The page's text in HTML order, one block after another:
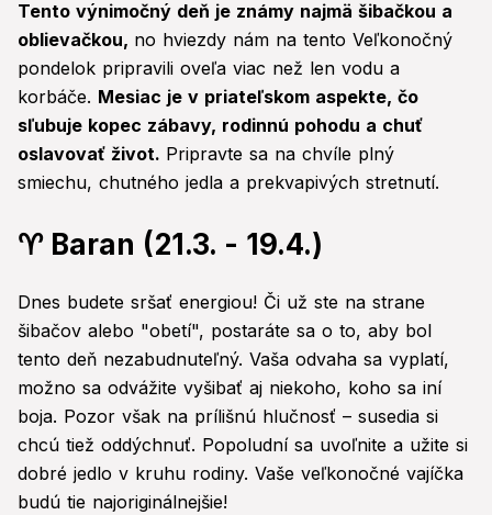
Tento výnimočný deň je známy najmä šibačkou a
oblievačkou, no hviezdy nám na tento Veľkonočný
pondelok pripravili oveľa viac než len vodu a
korbáče. Mesiac je v priateľskom aspekte, čo
sľubuje kopec zábavy, rodinnú pohodu a chuť
oslavovať život. Pripravte sa na chvíle plný
smiechu, chutného jedla a prekvapivých stretnutí.
♈ Baran (21.3. - 19.4.)
Dnes budete sršať energiou! Či už ste na strane
šibačov alebo "obetí", postaráte sa o to, aby bol
tento deň nezabudnuteľný. Vaša odvaha sa vyplatí,
možno sa odvážite vyšibať aj niekoho, koho sa iní
boja. Pozor však na prílišnú hlučnosť – susedia si
chcú tiež oddýchnuť. Popoludní sa uvoľnite a užite si
dobré jedlo v kruhu rodiny. Vaše veľkonočné vajíčka
budú tie najoriginálnejšie!